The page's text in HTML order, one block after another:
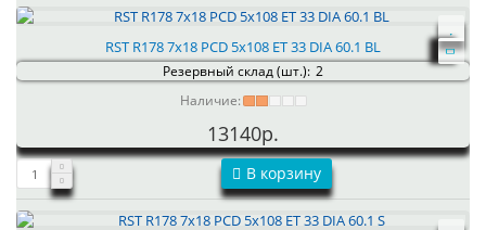
RST R178 7x18 PCD 5x108 ET 33 DIA 60.1 BL
Резервный склад (шт.): 2
Наличие:
13140р.
В корзину